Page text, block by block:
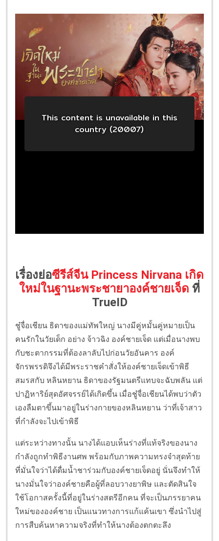
เรื่องย่อซีรีส์จีน Princess Nirvana เกิด
ใหม่ในฐานะพระชายาองค์ชายเจ็ด ที่
TrueID
ชู๋จื่อเชียน ธิดาของแม่ทัพใหญ่ นางมีคู่หมั้นคู่หมายเป็น
คนรักในวัยเด็ก อย่าง จ้าวฉิง องค์ชายเจ็ด แต่เมื่อนางพบ
กับชะตากรรมที่ต้องลาลับไปก่อนวัยอันคาร องค์
จักรพรรดิจึงได้มีพระราชคำสั่งให้องค์ชายเจ็ดเข้าพิธี
สมรสกับ หลินหยาน ธิดาของรัฐมนตรีแทบจะฉับพลัน แต่
ปาฏิหาริย์สุดอัศจรรย์ได้เกิดขึ้น เมื่อชู๋จื่อเชียนได้พบว่าตัว
เองลืมตาขึ้นมาอยู่ในร่างกายของหลินหยาน ว่าที่เจ้าสาว
ที่กำลังจะไปเข้าพิธี
แต่ระหว่างทางนั้น นางได้แอบเห็นร่างที่แท้จริงของนาง
กำลังถูกทำพิธีงานศพ พร้อมกับภาพความทรงจำสุดท้าย
ที่มั่นใจว่าได้ดื่มน้ำชาร่วมกับองค์ชายเจ็ดอยู่ นั่นจึงทำให้
นางมั่นใจว่าองค์ชายคือผู้ที่ลอบวางยาพิษ และตัดสินใจ
ใช้โอกาสครั้งนี้ที่อยู่ในร่างสตรีอีกคน ที่จะเป็นภรรยาคน
ใหม่ขององค์ชาย เป็นแนวทางการแก้แค้นเขา ซึ่งนำไปสู่
การสืบค้นหาความจริงที่ทำให้นางต้องตกตะลึง